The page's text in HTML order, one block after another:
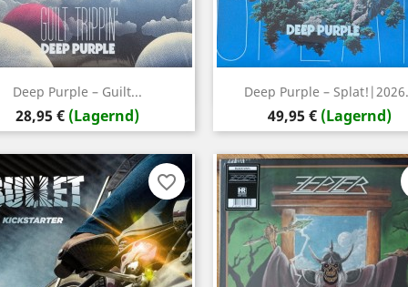
Deep Purple – Guilt...
Preis
28,95 € (Lagernd)
Vorschau Deep Purple –
Preis
49,95 € (Lagernd)
Vorschau
favorite_border